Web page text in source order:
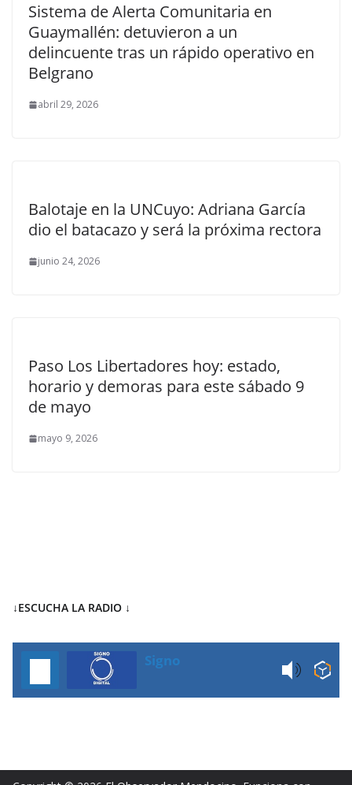
Sistema de Alerta Comunitaria en
Guaymallén: detuvieron a un
delincuente tras un rápido operativo en
Belgrano
abril 29, 2026
Balotaje en la UNCuyo: Adriana García
dio el batacazo y será la próxima rectora
junio 24, 2026
Paso Los Libertadores hoy: estado,
horario y demoras para este sábado 9
de mayo
mayo 9, 2026
↓ESCUCHA LA RADIO ↓
Signo